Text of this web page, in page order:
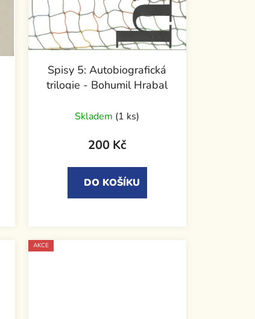
Spisy 5: Autobiografická
trilogie - Bohumil Hrabal
Skladem (1 ks)
200 Kč
DO KOŠÍKU
AKCE